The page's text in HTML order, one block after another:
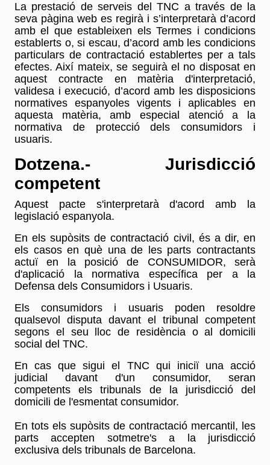
La prestació de serveis del TNC a través de la
seva pàgina web es regirà i s’interpretarà d’acord
amb el que estableixen els Termes i condicions
establerts o, si escau, d’acord amb les condicions
particulars de contractació establertes per a tals
efectes. Així mateix, se seguirà el no disposat en
aquest contracte en matèria d'interpretació,
validesa i execució, d’acord amb les disposicions
normatives espanyoles vigents i aplicables en
aquesta matèria, amb especial atenció a la
normativa de protecció dels consumidors i
usuaris.
Dotzena.- Jurisdicció
competent
Aquest pacte s'interpretarà d'acord amb la
legislació espanyola.
En els supòsits de contractació civil, és a dir, en
els casos en què una de les parts contractants
actuï en la posició de CONSUMIDOR, serà
d'aplicació la normativa específica per a la
Defensa dels Consumidors i Usuaris.
Els consumidors i usuaris poden resoldre
qualsevol disputa davant el tribunal competent
segons el seu lloc de residència o al domicili
social del TNC.
En cas que sigui el TNC qui iniciï una acció
judicial davant d'un consumidor, seran
competents els tribunals de la jurisdicció del
domicili de l'esmentat consumidor.
En tots els supòsits de contractació mercantil, les
parts accepten sotmetre's a la jurisdicció
exclusiva dels tribunals de Barcelona.